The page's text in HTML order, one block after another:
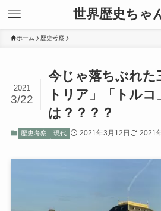
世界歴史ちゃ
ホーム 歴史考察
今じゃ落ちぶれた
トリア」「トル
は？？？？
2021
3/22
歴史考察 現代 2021年3月12日 2021